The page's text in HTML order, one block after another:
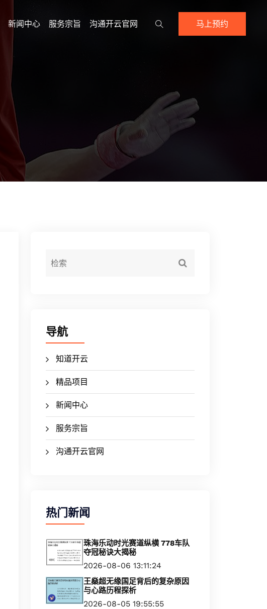
新闻中心 服务宗旨 沟通开云官网 马上预约
导航
知道开云
精品项目
新闻中心
服务宗旨
沟通开云官网
热门新闻
珠海乐动时光赛道纵横 778车队
夺冠秘诀大揭秘
2026-08-06 13:11:24
王燊超无缘国足背后的复杂原因
与心路历程探析
2026-08-05 19:55:55